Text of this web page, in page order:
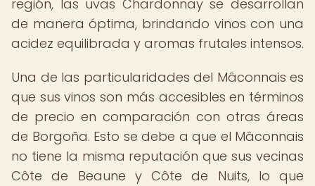
región, las uvas Chardonnay se desarrollan
de manera óptima, brindando vinos con una
acidez equilibrada y aromas frutales intensos.
Una de las particularidades del Mâconnais es
que sus vinos son más accesibles en términos
de precio en comparación con otras áreas
de Borgoña. Esto se debe a que el Mâconnais
no tiene la misma reputación que sus vecinas
Côte de Beaune y Côte de Nuits, lo que